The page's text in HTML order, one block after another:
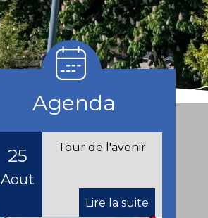
Agenda
12
Sept
Spectacle Jean-